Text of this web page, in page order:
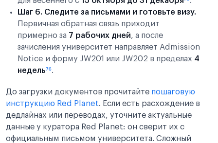
Шаг 6. Следите за письмами и готовьте визу.
Первичная обратная связь приходит
примерно за 7 рабочих дней, а после
зачисления университет направляет Admission
Notice и форму JW201 или JW202 в пределах 4
недель⁷⁶.
До загрузки документов прочитайте пошаговую
инструкцию Red Planet. Если есть расхождение в
дедлайнах или переводах, уточните актуальные
данные у куратора Red Planet: он сверит их с
официальным письмом университета. Сложный